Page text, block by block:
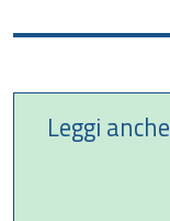
Leggi anche